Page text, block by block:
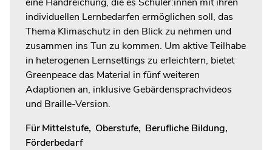
individuellen Lernbedarfen ermöglichen soll, das
Thema Klimaschutz in den Blick zu nehmen und
zusammen ins Tun zu kommen. Um aktive Teilhabe
in heterogenen Lernsettings zu erleichtern, bietet
Greenpeace das Material in fünf weiteren
Adaptionen an, inklusive Gebärdensprachvideos
und Braille-Version.
Für Mittelstufe, Oberstufe, Berufliche Bildung,
Förderbedarf